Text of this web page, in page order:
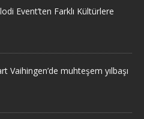
Event’ten Farklı Kültürlere
Vaihingen’de muhteşem yılbaşı